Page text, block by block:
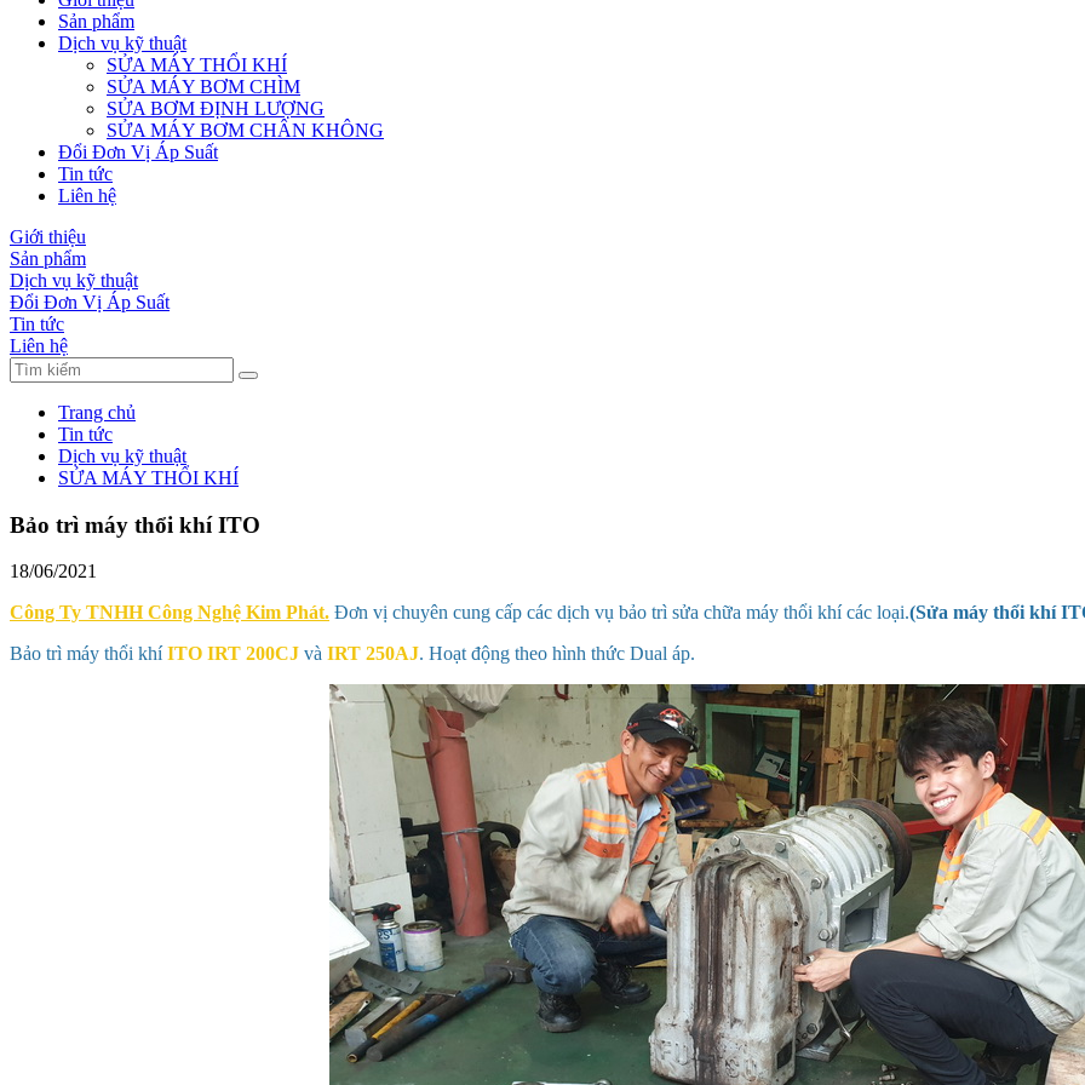
Sản phẩm
Dịch vụ kỹ thuật
SỬA MÁY THỔI KHÍ
SỬA MÁY BƠM CHÌM
SỬA BƠM ĐỊNH LƯỢNG
SỬA MÁY BƠM CHÂN KHÔNG
Đổi Đơn Vị Áp Suất
Tin tức
Liên hệ
Giới thiệu
Sản phẩm
Dịch vụ kỹ thuật
Đổi Đơn Vị Áp Suất
Tin tức
Liên hệ
Trang chủ
Tin tức
Dịch vụ kỹ thuật
SỬA MÁY THỔI KHÍ
Bảo trì máy thổi khí ITO
18/06/2021
Công Ty TNHH Công Nghệ Kim Phát. Đơn vị chuyên cung cấp các dịch vụ bảo trì sửa chữa máy thổi khí các loại.(Sửa máy thổi khí
Bảo trì máy thổi khíITO IRT 200CJ và IRT 250AJ. Hoạt động theo hình thức Dual áp.